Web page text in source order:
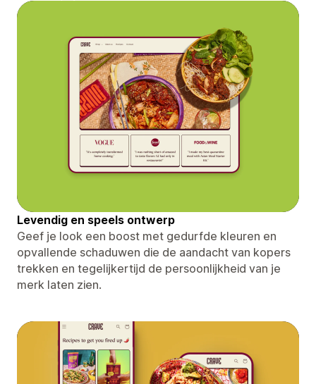
Levendig en speels ontwerp
Geef je look een boost met gedurfde kleuren en
opvallende schaduwen die de aandacht van kopers
trekken en tegelijkertijd de persoonlijkheid van je
merk laten zien.